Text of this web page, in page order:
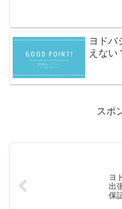
ヨドバ
えない
スポ
ヨ
出
保